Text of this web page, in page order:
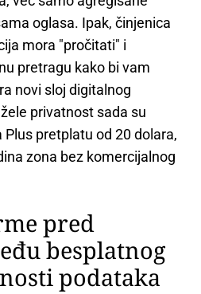
oglasa. Ipak, činjenica
mora "pročitati" i
pretragu kako bi vam
novi sloj digitalnog
privatnost sada su
pretplatu od 20 dolara,
zona bez komercijalnog
pred
besplatnog
podataka